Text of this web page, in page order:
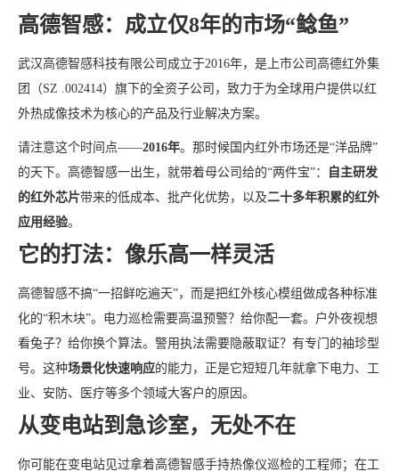
高德智感：成立仅8年的市场“鲶鱼”
武汉高德智感科技有限公司成立于2016年，是上市公司高德红外集
团（SZ .002414）旗下的全资子公司，致力于为全球用户提供以红
外热成像技术为核心的产品及行业解决方案。
请注意这个时间点——2016年。那时候国内红外市场还是“洋品牌”
的天下。高德智感一出生，就带着母公司给的“两件宝”：
自主研发
的红外芯片带来的低成本、批产化优势，以及二十多年积累的红外
应用经验。
它的打法：像乐高一样灵活
高德智感不搞“一招鲜吃遍天”，而是把红外核心模组做成各种标准
化的“积木块”。电力巡检需要高温预警？给你配一套。户外夜视想
看兔子？给你换个算法。警用执法需要隐蔽取证？有专门的袖珍型
号。这种场景化快速响应的能力，正是它短短几年就拿下电力、工
业、安防、医疗等多个领域大客户的原因。
从变电站到急诊室，无处不在
你可能在变电站见过拿着高德智感手持热像仪巡检的工程师；在工